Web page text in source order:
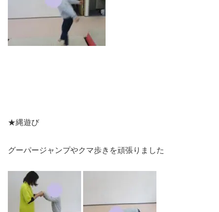
★縄遊び
グーパージャンプやクマ歩きを頑張りました